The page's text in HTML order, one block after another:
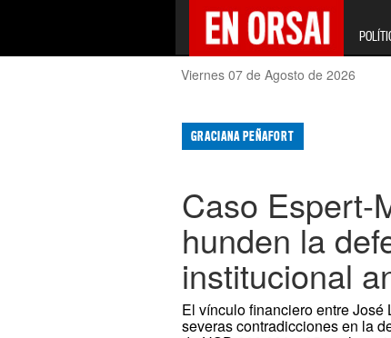
Viernes 07 de Agosto de 2026
GRACIANA PEÑAFORT
Caso Espert-
hunden la
institucional
El vínculo financiero entre
severas contradicciones en la